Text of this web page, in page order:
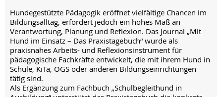
Hundegestützte Pädagogik eröffnet vielfältige Chancen im
Bildungsalltag, erfordert jedoch ein hohes Maß an
Verantwortung, Planung und Reflexion. Das Journal „Mit
Hund im Einsatz – Das Praxistagebuch“ wurde als
praxisnahes Arbeits- und Reflexionsinstrument für
pädagogische Fachkräfte entwickelt, die mit ihrem Hund in
Schule, KiTa, OGS oder anderen Bildungseinrichtungen
tätig sind.
Als Ergänzung zum Fachbuch „Schulbegleithund in